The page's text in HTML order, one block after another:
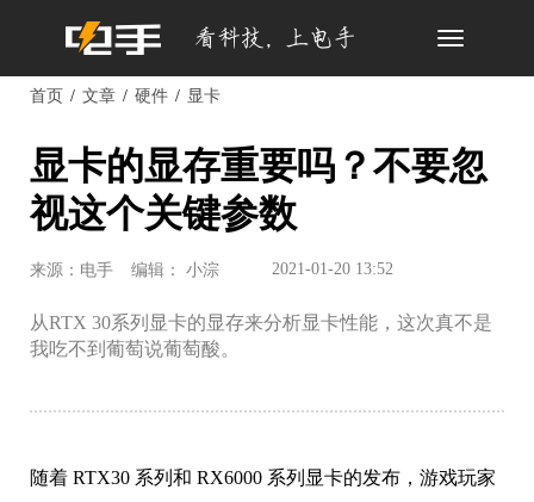
Toggle
首页 文章 硬件 显卡
显卡的显存重要吗？不要忽
视这个关键参数
来源：电手 编辑： 小淙 2021-01-20 13:52
从RTX 30系列显卡的显存来分析显卡性能，这次真不是
我吃不到葡萄说葡萄酸。
随着 RTX30 系列和 RX6000 系列显卡的发布，游戏玩家